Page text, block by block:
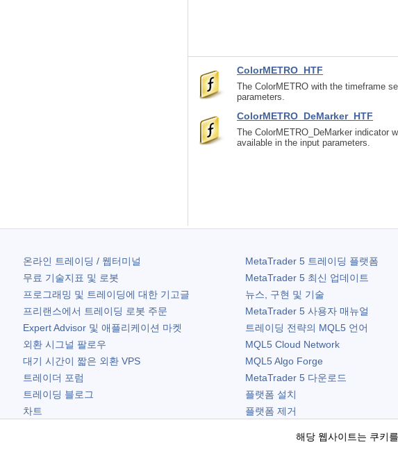
ColorMETRO_HTF
The ColorMETRO with the timeframe
parameters.
ColorMETRO_DeMarker_HTF
The ColorMETRO_DeMarker indicator
available in the input parameters.
온라인 트레이딩 / 웹터미널
무료 기술지표 및 로봇
프로그래밍 및 트레이딩에 대한 기고글
프리랜스에서 트레이딩 로봇 주문
Expert Advisor 및 애플리케이션 마켓
외환 시그널 팔로우
대기 시간이 짧은 외환 VPS
트레이더 포럼
트레이딩 블로그
차트
MetaTrader 5트레이딩 플랫폼
MetaTrader 5최신 업데이트
뉴스, 구현 및 기술
MetaTrader 5사용자 매뉴얼
트레이딩 전략의 MQL5 언어
MQL5 Cloud Network
MQL5 Algo Forge
MetaTrader 5다운로드
플랫폼 설치
플랫폼 제거
해당 웹사이트는 쿠키